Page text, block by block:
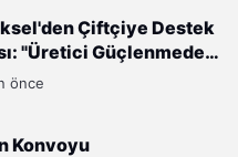
Çiftçiye Destek
"Üretici Güçlenmeden
Güçlenemez!"
önce
Konvoyu